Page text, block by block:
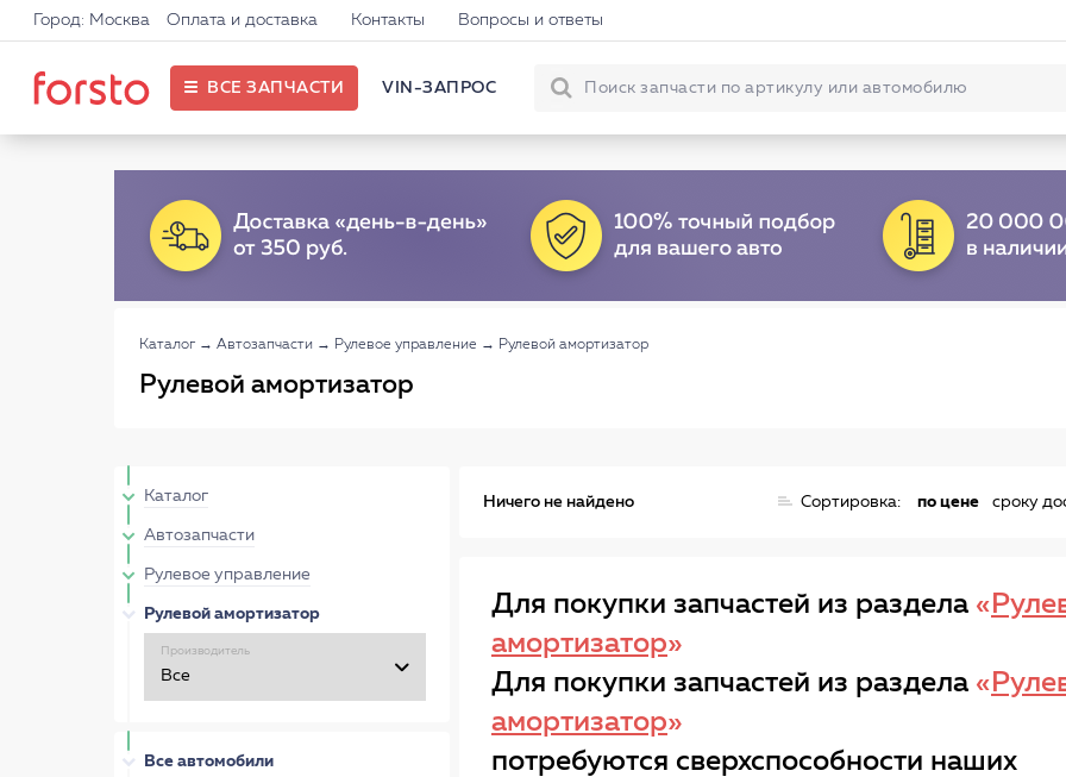
Город: Москва Оплата и доставка Контакты Вопросы и ответы
ВСЕ ЗАПЧАСТИ VIN-ЗАПРОС
Каталог → Автозапчасти → Рулевое управление → Рулевой амортизатор
Рулевой амортизатор
Каталог
Автозапчасти
Рулевое управление
Рулевой амортизатор
Производитель
Все автомобили
Ничего не найдено Сортировка: по цене сроку
Для покупки запчастей из раздела «
амортизатор»
Для покупки запчастей из раздела «
амортизатор»
потребуются сверхспособности наших